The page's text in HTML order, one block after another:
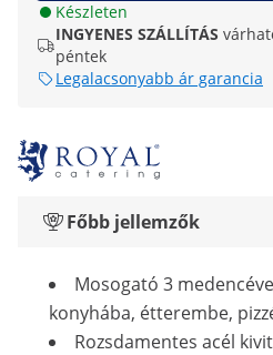
Készleten
INGYENES SZÁLLÍTÁS
péntek
Legalacsonyabb ár garancia
Főbb jellemzők
Mosogató 3
konyhába, étterembe,
Rozsdamentes acél